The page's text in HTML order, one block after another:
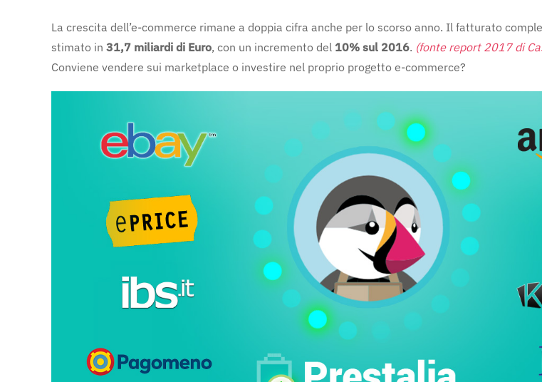
La crescita dell’e-commerce rimane a doppia cifra anche per lo scorso anno. Il fatturato
stimato in 31,7 miliardi di Euro, con un incremento del 10% sul 2016. (fonte report 2017 di
Conviene vendere sui marketplace o investire nel proprio progetto e-commerce?